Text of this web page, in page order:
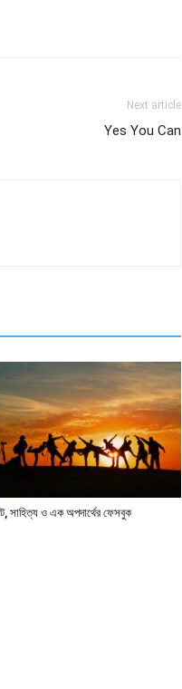
Next article
Yes You Can
সাহিত্য ও এক অপদার্থের ফেসবুক